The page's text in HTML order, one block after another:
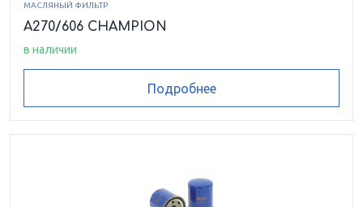
МАСЛЯНЫЙ ФИЛЬТР
A270/606 CHAMPION
в наличии
Подробнее